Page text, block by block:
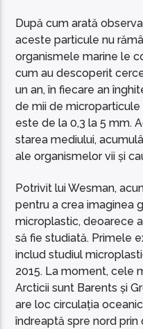
După cum arată
aceste particule nu
organismele marine le
cum au descoperit
un an, în fiecare an
de mii de
este de la 0,3 la 5 mm.
starea mediului,
ale organismelor vii și
Potrivit lui Wesman,
pentru a crea imaginea
microplastic, deoarece
să fie studiată. Primele
includ studiul
2015. La moment, cele
Arcticii sunt Barents și
are loc circulația
îndreaptă spre nord prin